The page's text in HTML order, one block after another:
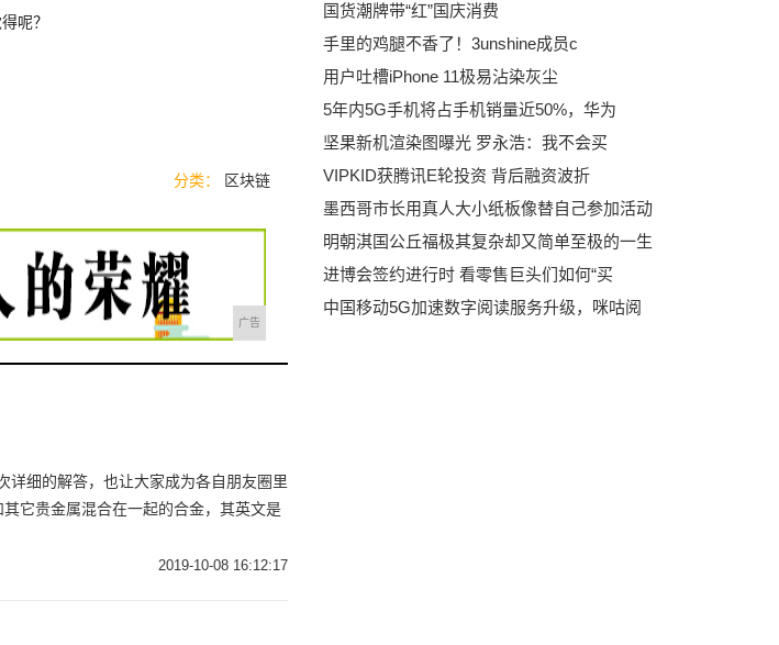
呢？
分类： 区块链
广告
详细的解答，也让大家成为各自朋友圈里
它贵金属混合在一起的合金，其英文是
2019-10-08 16:12:17
国货潮牌带“红”国庆消费
手里的鸡腿不香了！3unshine成员c
用户吐槽iPhone 11极易沾染灰尘
5年内5G手机将占手机销量近50%，华为
坚果新机渲染图曝光 罗永浩：我不会买
VIPKID获腾讯E轮投资 背后融资波折
墨西哥市长用真人大小纸板像替自己参加活动
明朝淇国公丘福极其复杂却又简单至极的一生
进博会签约进行时 看零售巨头们如何“买
中国移动5G加速数字阅读服务升级，咪咕阅